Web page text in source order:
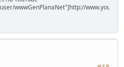
wwwGenPlanaNet"]http://